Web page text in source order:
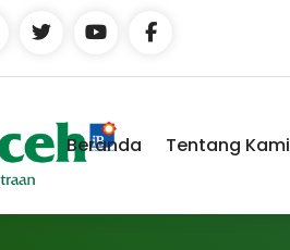
Beranda Tentang Kami